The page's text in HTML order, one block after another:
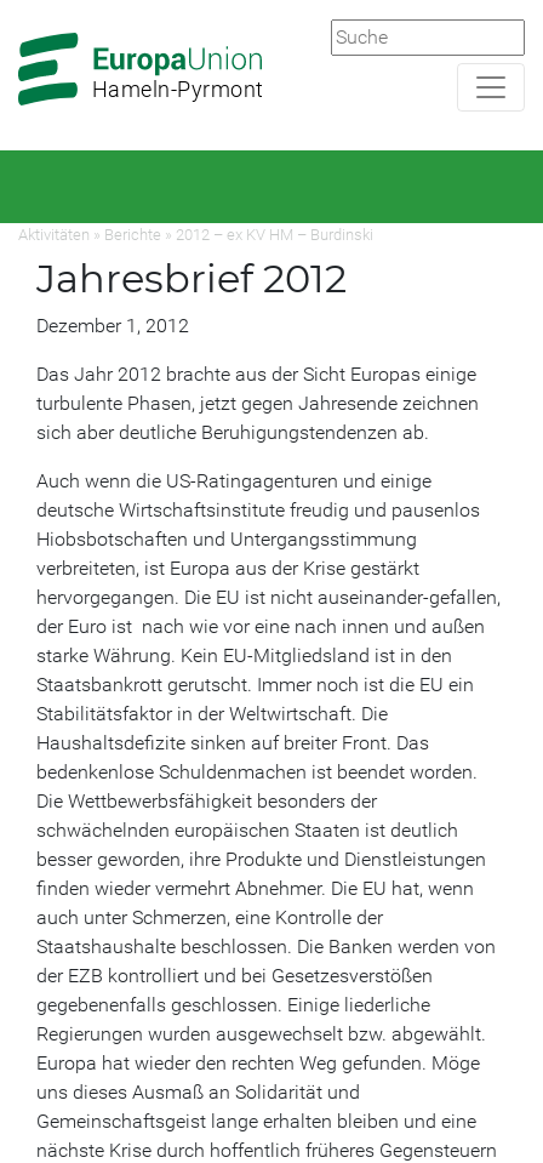
Hauptnavigation
Hauptbereich
Hameln-Pyrmont
Aktivitäten » Berichte » 2012 – ex KV HM – Burdinski
Jahresbrief 2012
Dezember 1, 2012
Das Jahr 2012 brachte aus der Sicht Europas einige
turbulente Phasen, jetzt gegen Jahresende zeichnen
sich aber deutliche Beruhigungstendenzen ab.
Auch wenn die US-Ratingagenturen und einige
deutsche Wirtschaftsinstitute freudig und pausenlos
Hiobsbotschaften und Untergangsstimmung
verbreiteten, ist Europa aus der Krise gestärkt
hervorgegangen. Die EU ist nicht auseinander-gefallen,
der Euro ist nach wie vor eine nach innen und außen
starke Währung. Kein EU-Mitgliedsland ist in den
Staatsbankrott gerutscht. Immer noch ist die EU ein
Stabilitätsfaktor in der Weltwirtschaft. Die
Haushaltsdefizite sinken auf breiter Front. Das
bedenkenlose Schuldenmachen ist beendet worden.
Die Wettbewerbsfähigkeit besonders der
schwächelnden europäischen Staaten ist deutlich
besser geworden, ihre Produkte und Dienstleistungen
finden wieder vermehrt Abnehmer. Die EU hat, wenn
auch unter Schmerzen, eine Kontrolle der
Staatshaushalte beschlossen. Die Banken werden von
der EZB kontrolliert und bei Gesetzesverstößen
gegebenenfalls geschlossen. Einige liederliche
Regierungen wurden ausgewechselt bzw. abgewählt.
Europa hat wieder den rechten Weg gefunden. Möge
uns dieses Ausmaß an Solidarität und
Gemeinschaftsgeist lange erhalten bleiben und eine
nächste Krise durch hoffentlich früheres Gegensteuern